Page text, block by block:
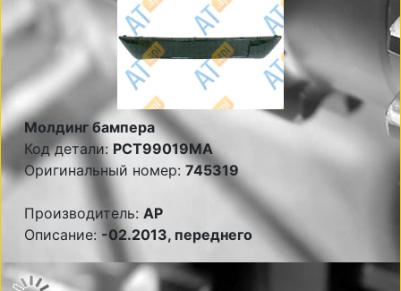
Молдинг бампера
Код детали: PCT99019MA
Оригинальный номер: 745319
Производитель: AP
Описание: -02.2013, переднего